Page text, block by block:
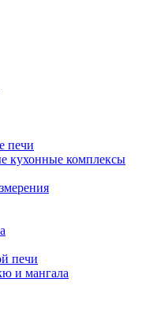
печи
кухонные комплексы
печи
и мангала